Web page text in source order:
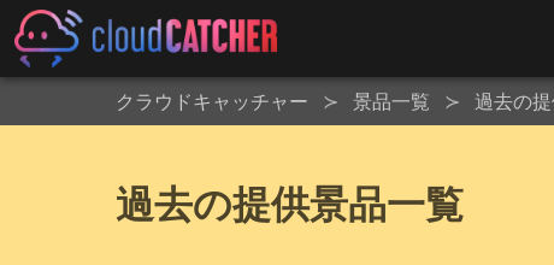
クラウドキャッチャー 景品一覧 過去の
過去の提供景品一覧